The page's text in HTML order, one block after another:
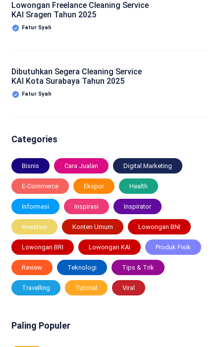
Lowongan Freelance Cleaning Service
KAI Sragen Tahun 2025
Fatur Syah
Dibutuhkan Segera Cleaning Service
KAI Kota Surabaya Tahun 2025
Fatur Syah
Categories
Bisnis Cara Jualan Digital Marketing
E-Commerce Ekspor Health
Informasi Inspirasi Inspirator
Investasi Konten Umum Lowongan BNI
Lowongan BRI Lowongan KAI Produk Fisik
Review Teknologi Tips & Trik
Travelling Tutorial Viral
Paling Populer